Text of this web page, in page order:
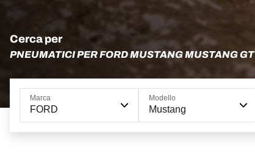
Cerca per
PNEUMATICI PER FORD MUSTANG MUSTANG GT
Marca
FORD
Modello
Mustang